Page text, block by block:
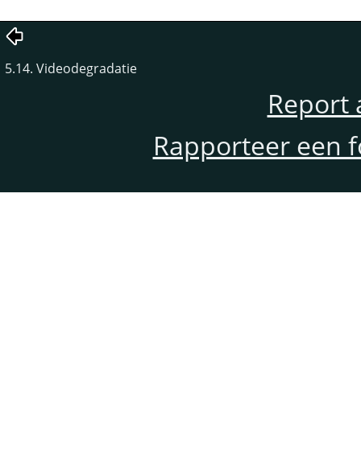
5.14. Videodegradatie
Report
Rapporteer een